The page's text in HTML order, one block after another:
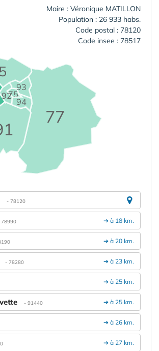
Maire : Véronique MATILLON
Population : 26 933 habs.
Code postal : 78120
Code insee : 78517
75
77
92
93
94
- 78120
➔ à 18 km.
78990
➔ à 20 km.
➔ à 23 km.
- 78280
➔ à 25 km.
➔ à 25 km.
- 91440
➔ à 26 km.
➔ à 27 km.